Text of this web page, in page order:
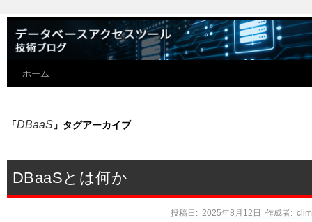
ホーム
「DBaaS 」タグアーカイブ
DBaaSとは何か
投稿日: 2025年8月12日 作成者: